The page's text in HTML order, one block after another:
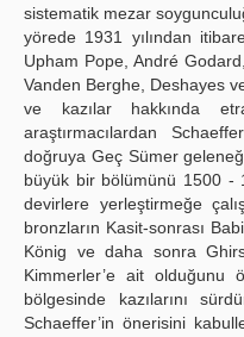
sistematik mezar
yörede 1931 yılından
Upham Pope, André
Vanden Berghe, Deshayes
ve kazılar hakkında
araştırmacılardan
doğruya Geç Sümer
büyük bir bölümünü 1500 -
devirlere yerleştirmeğe
bronzların Kasit-sonrası
König ve daha sonra
Kimmerler’e ait olduğunu
bölgesinde kazılarını
Schaeffer’in önerisini